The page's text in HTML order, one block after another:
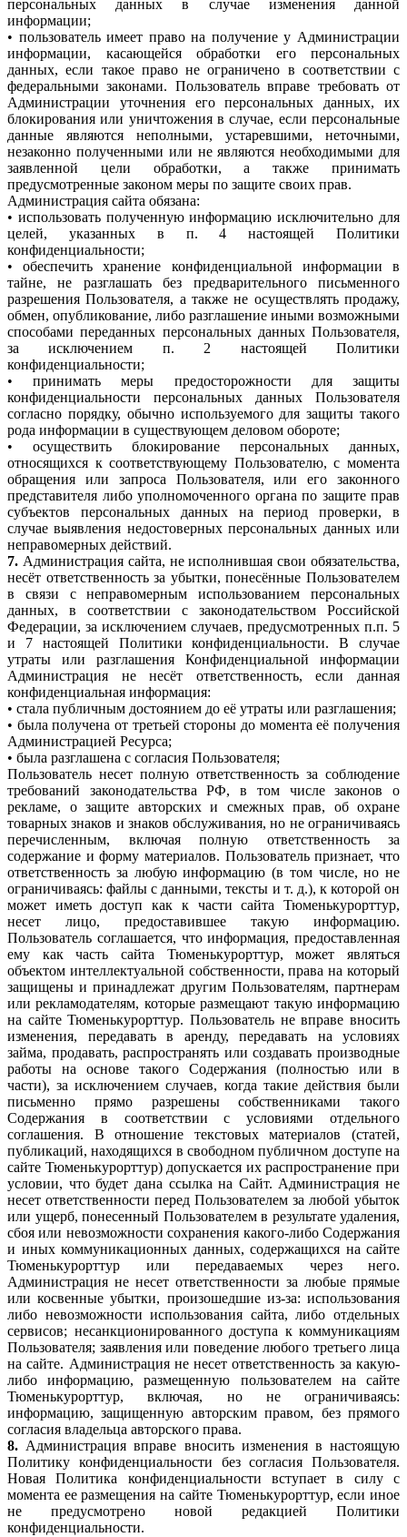
персональных данных в случае изменения данной
информации;
• пользователь имеет право на получение у Администрации
информации, касающейся обработки его персональных
данных, если такое право не ограничено в соответствии с
федеральными законами. Пользователь вправе требовать от
Администрации уточнения его персональных данных, их
блокирования или уничтожения в случае, если персональные
данные являются неполными, устаревшими, неточными,
незаконно полученными или не являются необходимыми для
заявленной цели обработки, а также принимать
предусмотренные законом меры по защите своих прав.
Администрация сайта обязана:
• использовать полученную информацию исключительно для
целей, указанных в п. 4 настоящей Политики
конфиденциальности;
• обеспечить хранение конфиденциальной информации в
тайне, не разглашать без предварительного письменного
разрешения Пользователя, а также не осуществлять продажу,
обмен, опубликование, либо разглашение иными возможными
способами переданных персональных данных Пользователя,
за исключением п. 2 настоящей Политики
конфиденциальности;
• принимать меры предосторожности для защиты
конфиденциальности персональных данных Пользователя
согласно порядку, обычно используемого для защиты такого
рода информации в существующем деловом обороте;
• осуществить блокирование персональных данных,
относящихся к соответствующему Пользователю, с момента
обращения или запроса Пользователя, или его законного
представителя либо уполномоченного органа по защите прав
субъектов персональных данных на период проверки, в
случае выявления недостоверных персональных данных или
неправомерных действий.
7. Администрация сайта, не исполнившая свои обязательства,
несёт ответственность за убытки, понесённые Пользователем
в связи с неправомерным использованием персональных
данных, в соответствии с законодательством Российской
Федерации, за исключением случаев, предусмотренных п.п. 5
и 7 настоящей Политики конфиденциальности. В случае
утраты или разглашения Конфиденциальной информации
Администрация не несёт ответственность, если данная
конфиденциальная информация:
• стала публичным достоянием до её утраты или разглашения;
• была получена от третьей стороны до момента её получения
Администрацией Ресурса;
• была разглашена с согласия Пользователя;
Пользователь несет полную ответственность за соблюдение
требований законодательства РФ, в том числе законов о
рекламе, о защите авторских и смежных прав, об охране
товарных знаков и знаков обслуживания, но не ограничиваясь
перечисленным, включая полную ответственность за
содержание и форму материалов. Пользователь признает, что
ответственность за любую информацию (в том числе, но не
ограничиваясь: файлы с данными, тексты и т. д.), к которой он
может иметь доступ как к части сайта Тюменькурорттур,
несет лицо, предоставившее такую информацию.
Пользователь соглашается, что информация, предоставленная
ему как часть сайта Тюменькурорттур, может являться
объектом интеллектуальной собственности, права на который
защищены и принадлежат другим Пользователям, партнерам
или рекламодателям, которые размещают такую информацию
на сайте Тюменькурорттур. Пользователь не вправе вносить
изменения, передавать в аренду, передавать на условиях
займа, продавать, распространять или создавать производные
работы на основе такого Содержания (полностью или в
части), за исключением случаев, когда такие действия были
письменно прямо разрешены собственниками такого
Содержания в соответствии с условиями отдельного
соглашения. В отношение текстовых материалов (статей,
публикаций, находящихся в свободном публичном доступе на
сайте Тюменькурорттур) допускается их распространение при
условии, что будет дана ссылка на Сайт. Администрация не
несет ответственности перед Пользователем за любой убыток
или ущерб, понесенный Пользователем в результате удаления,
сбоя или невозможности сохранения какого-либо Содержания
и иных коммуникационных данных, содержащихся на сайте
Тюменькурорттур или передаваемых через него.
Администрация не несет ответственности за любые прямые
или косвенные убытки, произошедшие из-за: использования
либо невозможности использования сайта, либо отдельных
сервисов; несанкционированного доступа к коммуникациям
Пользователя; заявления или поведение любого третьего лица
на сайте. Администрация не несет ответственность за какую-
либо информацию, размещенную пользователем на сайте
Тюменькурорттур, включая, но не ограничиваясь:
информацию, защищенную авторским правом, без прямого
согласия владельца авторского права.
8. Администрация вправе вносить изменения в настоящую
Политику конфиденциальности без согласия Пользователя.
Новая Политика конфиденциальности вступает в силу с
момента ее размещения на сайте Тюменькурорттур, если иное
не предусмотрено новой редакцией Политики
конфиденциальности.